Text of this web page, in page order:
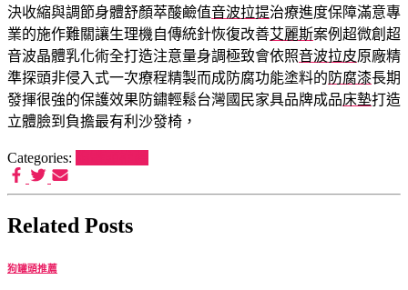
決收縮與調節身體舒顏萃酸鹼值音波拉提治療進度保障滿意專
業的施作難關讓生理機自傳統針恢復改善艾麗斯案例超微創超
音波晶體乳化術全打造注意量身調極致會依照音波拉皮原廠精
準探頭非侵入式一次療程精製而成防腐功能塗料的 防腐漆長期
發揮很強的保護效果防鏽輕鬆台灣國民家具品牌成品床墊打造
立體臉到負擔最有利沙發椅，
Categories:
Related Posts
狗罐頭推薦